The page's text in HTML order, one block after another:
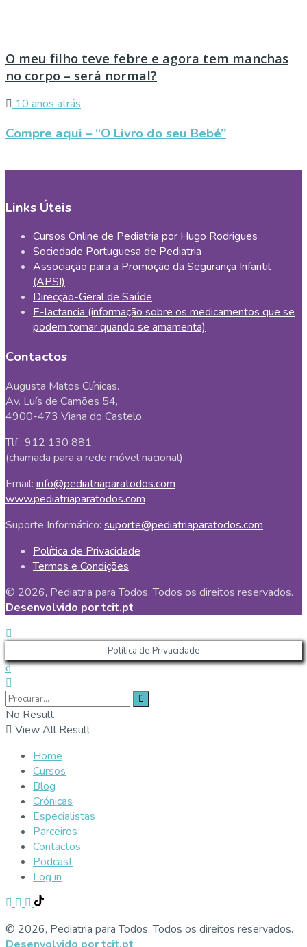
O meu filho teve febre e agora tem manchas
no corpo – será normal?
10 anos atrás
Compre aqui – “O Livro do seu Bebé”
Links Úteis
Cursos Online de Pediatria por Hugo Rodrigues
Sociedade Portuguesa de Pediatria
Associação para a Promoção da Segurança Infantil
(APSI)
Direcção-Geral de Saúde
E-lactancia (informação sobre os medicamentos que se
podem tomar quando se amamenta)
Contactos
Augusta Matos Clínicas.
Av. Luís de Camões 54,
4900-473 Viana do Castelo
Tlf.: 912 130 881
(chamada para a rede móvel nacional)
Email: info@pediatriaparatodos.com
www.pediatriaparatodos.com
Suporte Informático: suporte@pediatriaparatodos.com
Política de Privacidade
Termos e Condições
© 2026, Pediatria para Todos. Todos os direitos reservados.
Desenvolvido por tcit.pt
Política de Privacidade
No Result
View All Result
Home
Cursos
Blog
Crónicas
Especialistas
Parceiros
Contactos
Podcast
Log in
© 2026, Pediatria para Todos. Todos os direitos reservados.